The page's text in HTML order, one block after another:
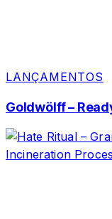
LANÇAMENTOS
Goldwölff –